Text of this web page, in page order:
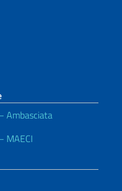
Ambasciata
MAECI